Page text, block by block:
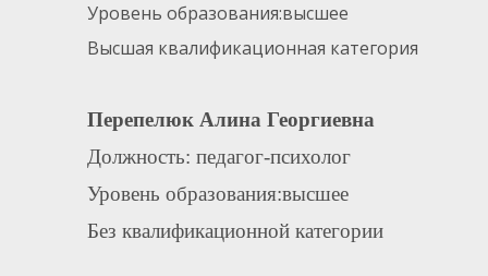
Уровень образования:высшее
Высшая квалификационная категория
Перепелюк Алина Георгиевна
Должность: педагог-психолог
Уровень образования:высшее
Без квалификационной категории